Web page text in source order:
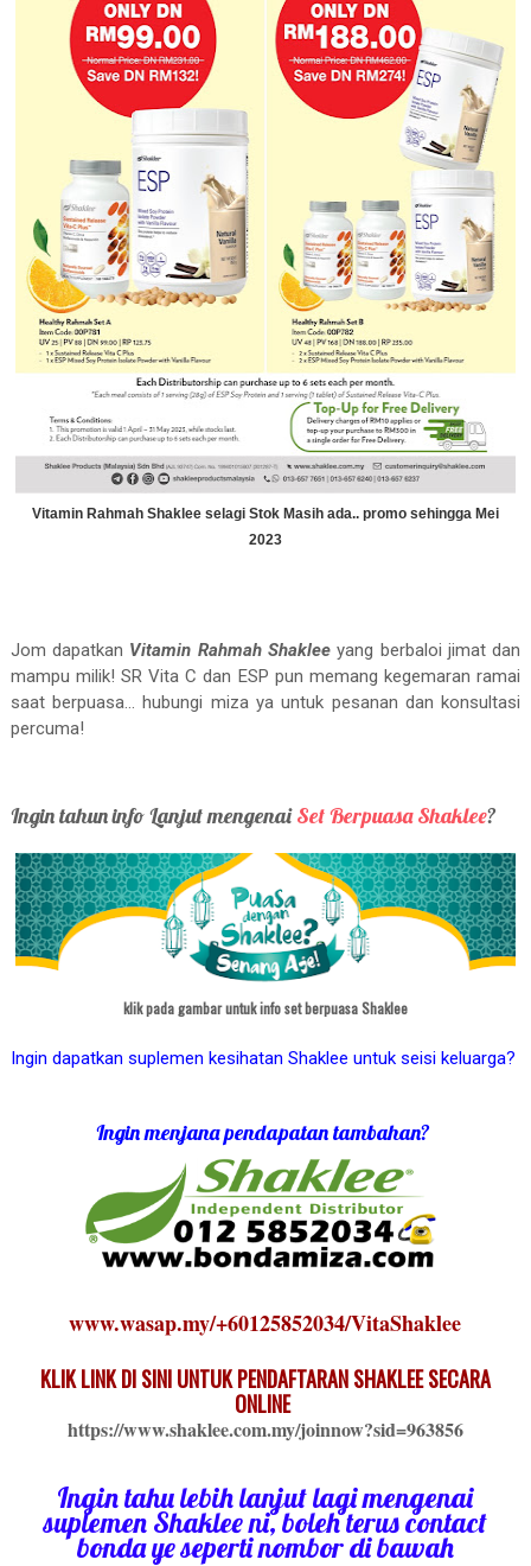
Vitamin Rahmah Shaklee selagi Stok Masih ada.. promo sehingga Mei
2023
Jom dapatkan Vitamin Rahmah Shaklee yang berbaloi jimat dan
mampu milik! SR Vita C dan ESP pun memang kegemaran ramai
saat berpuasa... hubungi miza ya untuk pesanan dan konsultasi
percuma!
Ingin tahun info Lanjut mengenaiSet Berpuasa Shaklee?
klik pada gambar untuk info set berpuasa Shaklee
Ingin dapatkan suplemen kesihatan Shaklee untuk seisi keluarga?
Ingin menjana pendapatan tambahan?
www.wasap.my/+60125852034/VitaShaklee
KLIK LINK DI SINI UNTUK PENDAFTARAN SHAKLEE SECARA
ONLINE
https://www.shaklee.com.my/joinnow?sid=963856
Ingin tahu lebih lanjut lagi mengenai
suplemen Shaklee ni, boleh terus contact
bonda ye seperti nombor di bawah